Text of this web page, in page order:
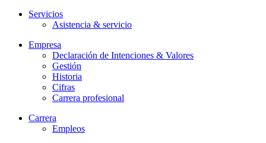
Servicios
Asistencia & servicio
Empresa
Declaración de Intenciones & Valores
Gestión
Historia
Cifras
Carrera profesional
Carrera
Empleos